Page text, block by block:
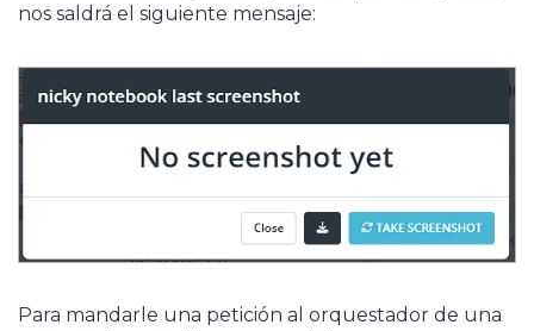
nos saldrá el siguiente mensaje:
Para mandarle una petición al orquestador de una